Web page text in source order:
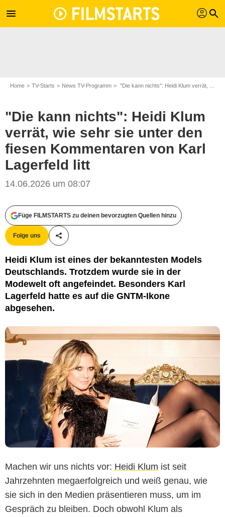
menu profil search
Home TV-Starts News TV-Programm "Die kann nichts": Heidi Klum verrät, wie sehr sie unter den fiesen Kommentaren von Karl Lagerfeld litt
"Die kann nichts": Heidi Klum
verrät, wie sehr sie unter den
fiesen Kommentaren von Karl
Lagerfeld litt
14.06.2026 um 08:07
Füge FILMSTARTS zu deinen bevorzugten Quellen hinzu
Folge uns
Teile diesen Artikel
Heidi Klum ist eines der bekanntesten Models
Deutschlands. Trotzdem wurde sie in der
Modewelt oft angefeindet. Besonders Karl
Lagerfeld hatte es auf die GNTM-Ikone
abgesehen.
Machen wir uns nichts vor: Heidi Klum ist seit
Jahrzehnten megaerfolgreich und weiß genau, wie
sie sich in den Medien präsentieren muss, um im
Gespräch zu bleiben. Doch obwohl Klum als